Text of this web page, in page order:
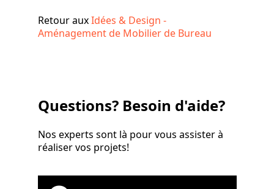
Retour auxIdées & Design -
Aménagement de Mobilier de Bureau
Questions? Besoin d'aide?
Nos experts sont là pour vous assister à
réaliser vos projets!